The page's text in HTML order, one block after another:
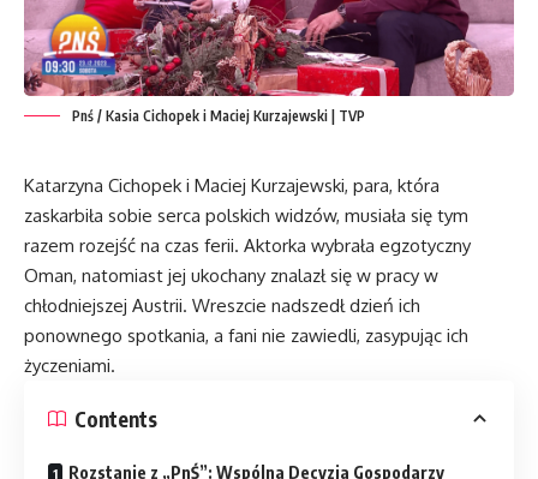
Pnś / Kasia Cichopek i Maciej Kurzajewski | TVP
Katarzyna Cichopek i Maciej Kurzajewski, para, która
zaskarbiła sobie serca polskich widzów, musiała się tym
razem rozejść na czas ferii. Aktorka wybrała egzotyczny
Oman, natomiast jej ukochany znalazł się w pracy w
chłodniejszej Austrii. Wreszcie nadszedł dzień ich
ponownego spotkania, a fani nie zawiedli, zasypując ich
życzeniami.
Contents
Rozstanie z „PnŚ”: Wspólna Decyzja Gospodarzy